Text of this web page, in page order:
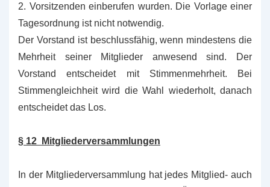
2. Vorsitzenden einberufen wurden. Die Vorlage einer
Tagesordnung ist nicht notwendig.
Der Vorstand ist beschlussfähig, wenn mindestens die
Mehrheit seiner Mitglieder anwesend sind. Der
Vorstand entscheidet mit Stimmenmehrheit. Bei
Stimmengleichheit wird die Wahl wiederholt, danach
entscheidet das Los.
§ 12 Mitgliederversammlungen
In der Mitgliederversammlung hat jedes Mitglied- auch